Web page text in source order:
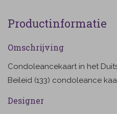
Productinformatie
Omschrijving
Condoleancekaart in het
Beileid (133) condoleance
Designer